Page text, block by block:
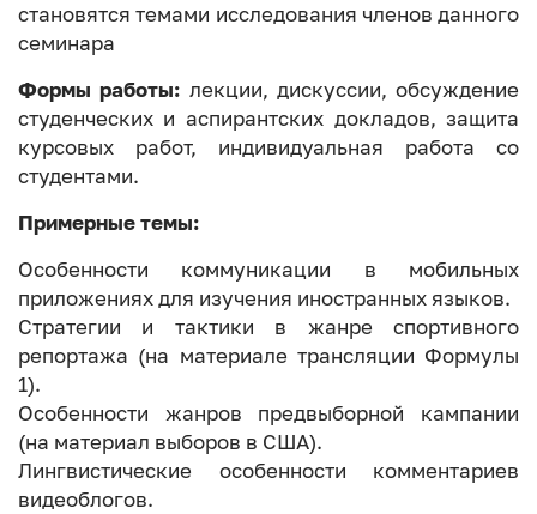
становятся темами исследования членов данного
семинара
Формы работы: лекции, дискуссии, обсуждение
студенческих и аспирантских докладов, защита
курсовых работ, индивидуальная работа со
студентами.
Примерные темы:
Особенности коммуникации в мобильных
приложениях для изучения иностранных языков.
Стратегии и тактики в жанре спортивного
репортажа (на материале трансляции Формулы
1).
Особенности жанров предвыборной кампании
(на материал выборов в США).
Лингвистические особенности комментариев
видеоблогов.